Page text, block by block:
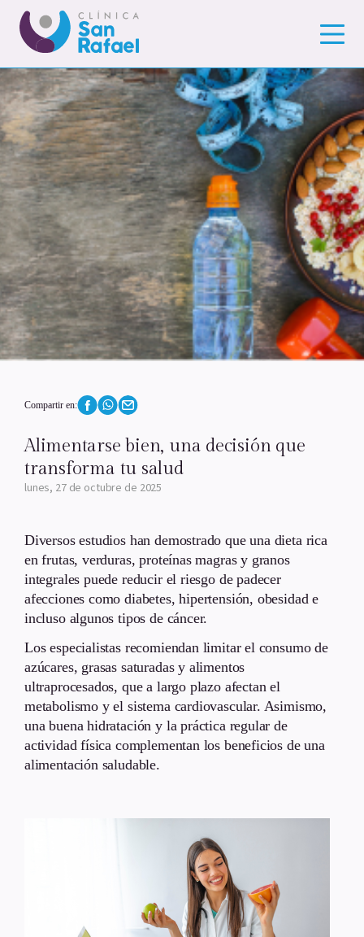
Compartir en:
Alimentarse bien, una decisión que
transforma tu salud
lunes, 27 de octubre de 2025
Diversos estudios han demostrado que una dieta rica
en frutas, verduras, proteínas magras y granos
integrales puede reducir el riesgo de padecer
afecciones como diabetes, hipertensión, obesidad e
incluso algunos tipos de cáncer.
Los especialistas recomiendan limitar el consumo de
azúcares, grasas saturadas y alimentos
ultraprocesados, que a largo plazo afectan el
metabolismo y el sistema cardiovascular. Asimismo,
una buena hidratación y la práctica regular de
actividad física complementan los beneficios de una
alimentación saludable.